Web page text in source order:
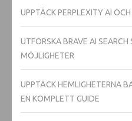
UPPTÄCK PERPLEXITY AI
UTFORSKA BRAVE AI
MÖJLIGHETER
UPPTÄCK HEMLIGHETERNA
EN KOMPLETT GUIDE